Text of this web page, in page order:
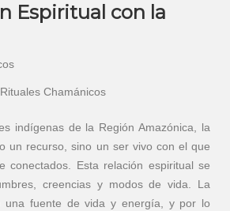
Espiritual con la
Rituales Chamánicos
indígenas de la Región Amazónica, la
un recurso, sino un ser vivo con el que
conectados. Esta relación espiritual se
creencias y modos de vida. La
una fuente de vida y energía, y por lo